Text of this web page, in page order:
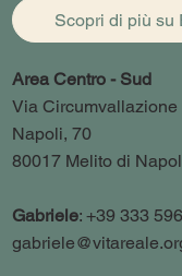
Scopri di più su
Area Centro - Sud
Via Circumvallazione
Napoli, 70
80017 Melito di
Gabriele: +39 333